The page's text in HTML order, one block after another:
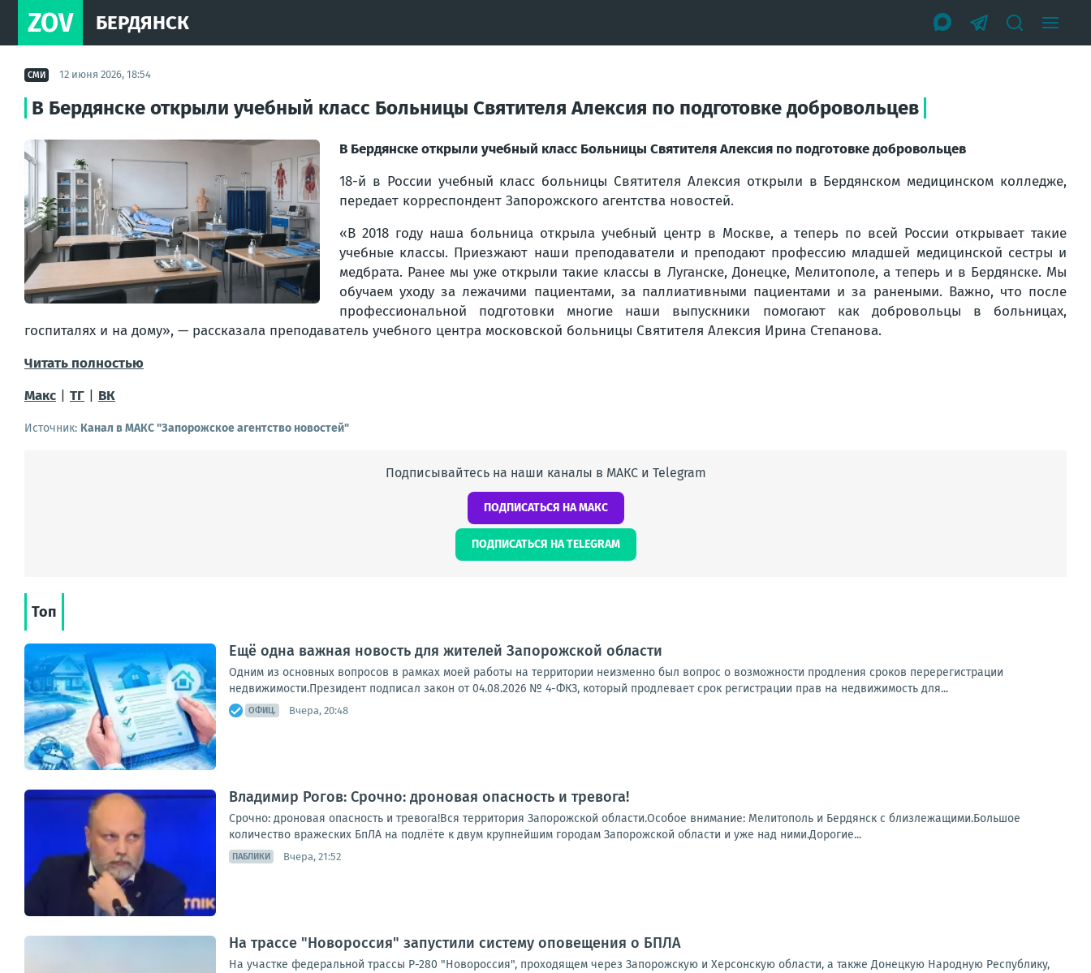
ZOV БЕРДЯНСК
СМИ 12 июня 2026, 18:54
В Бердянске открыли учебный класс Больницы Святителя Алексия по подготовке добровольцев
В Бердянске открыли учебный класс Больницы Святителя Алексия по подготовке добровольцев
18-й в России учебный класс больницы Святителя Алексия открыли в Бердянском медицинском колледже,
передает корреспондент Запорожского агентства новостей.
«В 2018 году наша больница открыла учебный центр в Москве, а теперь по всей России открывает такие
учебные классы. Приезжают наши преподаватели и преподают профессию младшей медицинской сестры и
медбрата. Ранее мы уже открыли такие классы в Луганске, Донецке, Мелитополе, а теперь и в Бердянске. Мы
обучаем уходу за лежачими пациентами, за паллиативными пациентами и за ранеными. Важно, что после
профессиональной подготовки многие наши выпускники помогают как добровольцы в больницах,
госпиталях и на дому», — рассказала преподаватель учебного центра московской больницы Святителя Алексия Ирина Степанова.
Читать полностью
Макс
ТГ ВК
Источник: Канал в МАКС "Запорожское агентство новостей"
Подписывайтесь на наши каналы в МАКС и Telegram
ПОДПИСАТЬСЯ НА МАКС
ПОДПИСАТЬСЯ НА TELEGRAM
Топ
Ещё одна важная новость для жителей Запорожской области
Одним из основных вопросов в рамках моей работы на территории неизменно был вопрос о возможности продления сроков перерегистрации
недвижимости.Президент подписал закон от 04.08.2026 № 4-ФКЗ, который продлевает срок регистрации прав на недвижимость для...
ОФИЦ. Вчера, 20:48
Владимир Рогов: Срочно: дроновая опасность и тревога!
Срочно: дроновая опасность и тревога!Вся территория Запорожской области.Особое внимание: Мелитополь и Бердянск с близлежащими.Большое
количество вражеских БпЛА на подлёте к двум крупнейшим городам Запорожской области и уже над ними.Дорогие...
ПАБЛИКИ Вчера, 21:52
На трассе "Новороссия" запустили систему оповещения о БПЛА
На участке федеральной трассы Р-280 "Новороссия", проходящем через Запорожскую и Херсонскую области, а также Донецкую Народную Республику,